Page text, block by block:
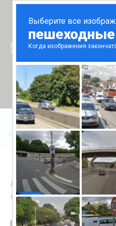
Главная/Продажа/Daire /
Продажа
Фамагусте